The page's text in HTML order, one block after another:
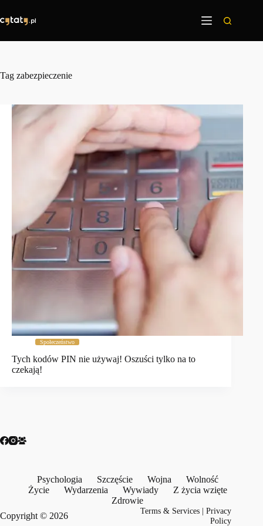
treści
Tag zabezpieczenie
Społeczeństwo
Tych kodów PIN nie używaj! Oszuści tylko na to
czekają!
Psychologia Szczęście Wojna
Wolność
Życie
Wydarzenia Wywiady
Z życia wzięte
Zdrowie
Copyright © 2026
Terms & Services |Privacy
Policy